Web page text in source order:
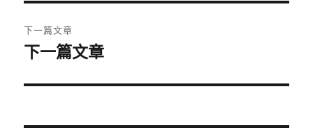
覽
篇
文
章:
下一篇文章
下
篇
章:
下一篇文章